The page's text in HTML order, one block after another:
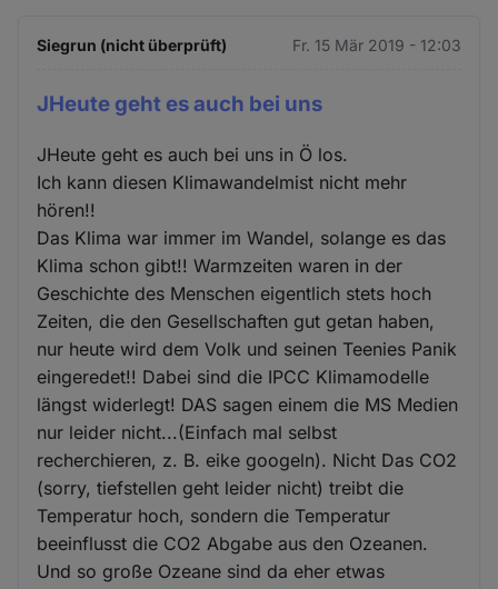
Siegrun (nicht überprüft) Fr. 15 Mär 2019 - 12:03
JHeute geht es auch bei uns
JHeute geht es auch bei uns in Ö los.
Ich kann diesen Klimawandelmist nicht mehr
hören!!
Das Klima war immer im Wandel, solange es das
Klima schon gibt!! Warmzeiten waren in der
Geschichte des Menschen eigentlich stets hoch
Zeiten, die den Gesellschaften gut getan haben,
nur heute wird dem Volk und seinen Teenies Panik
eingeredet!! Dabei sind die IPCC Klimamodelle
längst widerlegt! DAS sagen einem die MS Medien
nur leider nicht...(Einfach mal selbst
recherchieren, z. B. eike googeln). Nicht Das CO2
(sorry, tiefstellen geht leider nicht) treibt die
Temperatur hoch, sondern die Temperatur
beeinflusst die CO2 Abgabe aus den Ozeanen.
Und so große Ozeane sind da eher etwas